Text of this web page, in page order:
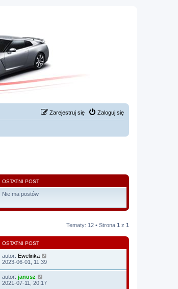
Zaloguj się
Zarejestruj się
OSTATNI POST
Nie ma postów
Tematy: 12 • Strona 1 z 1
OSTATNI POST
autor: Ewelinka
2023-06-01, 11:39
autor: janusz
2021-07-11, 20:17